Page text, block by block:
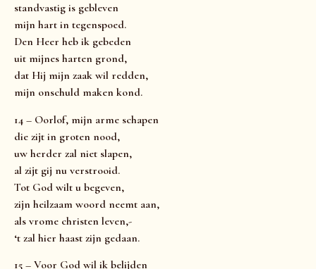
standvastig is gebleven
mijn hart in tegenspoed.
Den Heer heb ik gebeden
uit mijnes harten grond,
dat Hij mijn zaak wil redden,
mijn onschuld maken kond.
14 – Oorlof, mijn arme schapen
die zijt in groten nood,
uw herder zal niet slapen,
al zijt gij nu verstrooid.
Tot God wilt u begeven,
zijn heilzaam woord neemt aan,
als vrome christen leven,-
‘t zal hier haast zijn gedaan.
15 – Voor God wil ik belijden